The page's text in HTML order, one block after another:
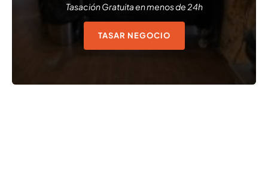
Tasación Gratuita en menos de 24h
TASAR NEGOCIO